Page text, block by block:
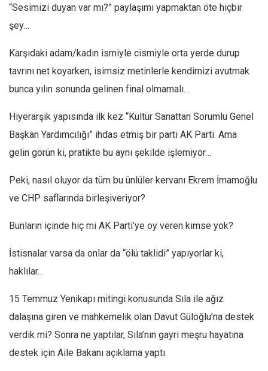
Düşünce
Dosyalar
“Sesimizi duyan var mı?” paylaşımı yapmaktan öte hiçbir
şey…
Karşıdaki adam/kadın ismiyle cismiyle orta yerde durup
tavrını net koyarken, isimsiz metinlerle kendimizi avutmak
bunca yılın sonunda gelinen final olmamalı…
Hiyerarşik yapısında ilk kez “Kültür Sanattan Sorumlu Genel
Başkan Yardımcılığı” ihdas etmiş bir parti AK Parti. Ama
gelin görün ki, pratikte bu aynı şekilde işlemiyor…
Peki, nasıl oluyor da tüm bu ünlüler kervanı Ekrem İmamoğlu
ve CHP saflarında birleşiveriyor?
Bunların içinde hiç mi AK Parti’ye oy veren kimse yok?
İstisnalar varsa da onlar da “ölü taklidi” yapıyorlar ki,
haklılar…
15 Temmuz Yenikapı mitingi konusunda Sıla ile ağız
dalaşına giren ve mahkemelik olan Davut Güloğlu’na destek
verdik mi? Sonra ne yaptılar, Sıla’nın gayri meşru hayatına
destek için Aile Bakanı açıklama yaptı.